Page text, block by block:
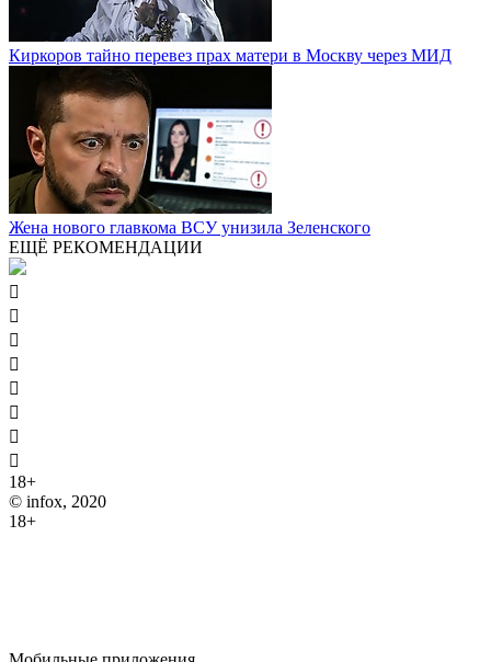
Киркоров тайно перевез прах матери в Москву через МИД
Жена нового главкома ВСУ унизила Зеленского
ЕЩЁ РЕКОМЕНДАЦИИ








18+
© infox, 2020
18+